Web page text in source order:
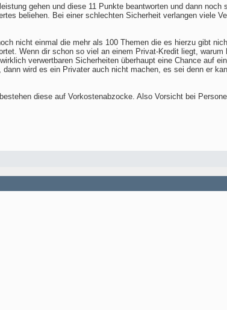
gehen und diese 11 Punkte beantworten und dann noch
beliehen. Bei einer schlechten Sicherheit verlangen viele
nicht einmal die mehr als 100 Themen die es hierzu gibt
Wenn dir schon so viel an einem Privat-Kredit liegt,
verwertbaren Sicherheiten überhaupt eine Chance auf
wird es ein Privater auch nicht machen, es sei denn er
diese auf Vorkostenabzocke. Also Vorsicht bei